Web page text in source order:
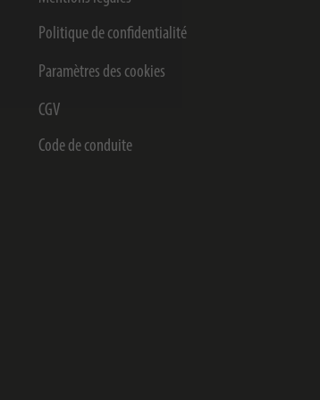
Politique de confidentialité
Paramètres des cookies
CGV
Code de conduite